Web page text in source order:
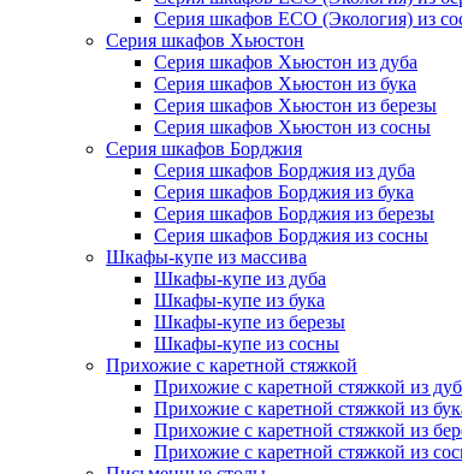
Серия шкафов ECO (Экология) из
Серия шкафов Хьюстон
Серия шкафов Хьюстон из дуба
Серия шкафов Хьюстон из бука
Серия шкафов Хьюстон из березы
Серия шкафов Хьюстон из сосны
Серия шкафов Борджия
Серия шкафов Борджия из дуба
Серия шкафов Борджия из бука
Серия шкафов Борджия из березы
Серия шкафов Борджия из сосны
Шкафы-купе из массива
Шкафы-купе из дуба
Шкафы-купе из бука
Шкафы-купе из березы
Шкафы-купе из сосны
Прихожие с каретной стяжкой
Прихожие с каретной стяжкой из
Прихожие с каретной стяжкой из
Прихожие с каретной стяжкой из
Прихожие с каретной стяжкой из